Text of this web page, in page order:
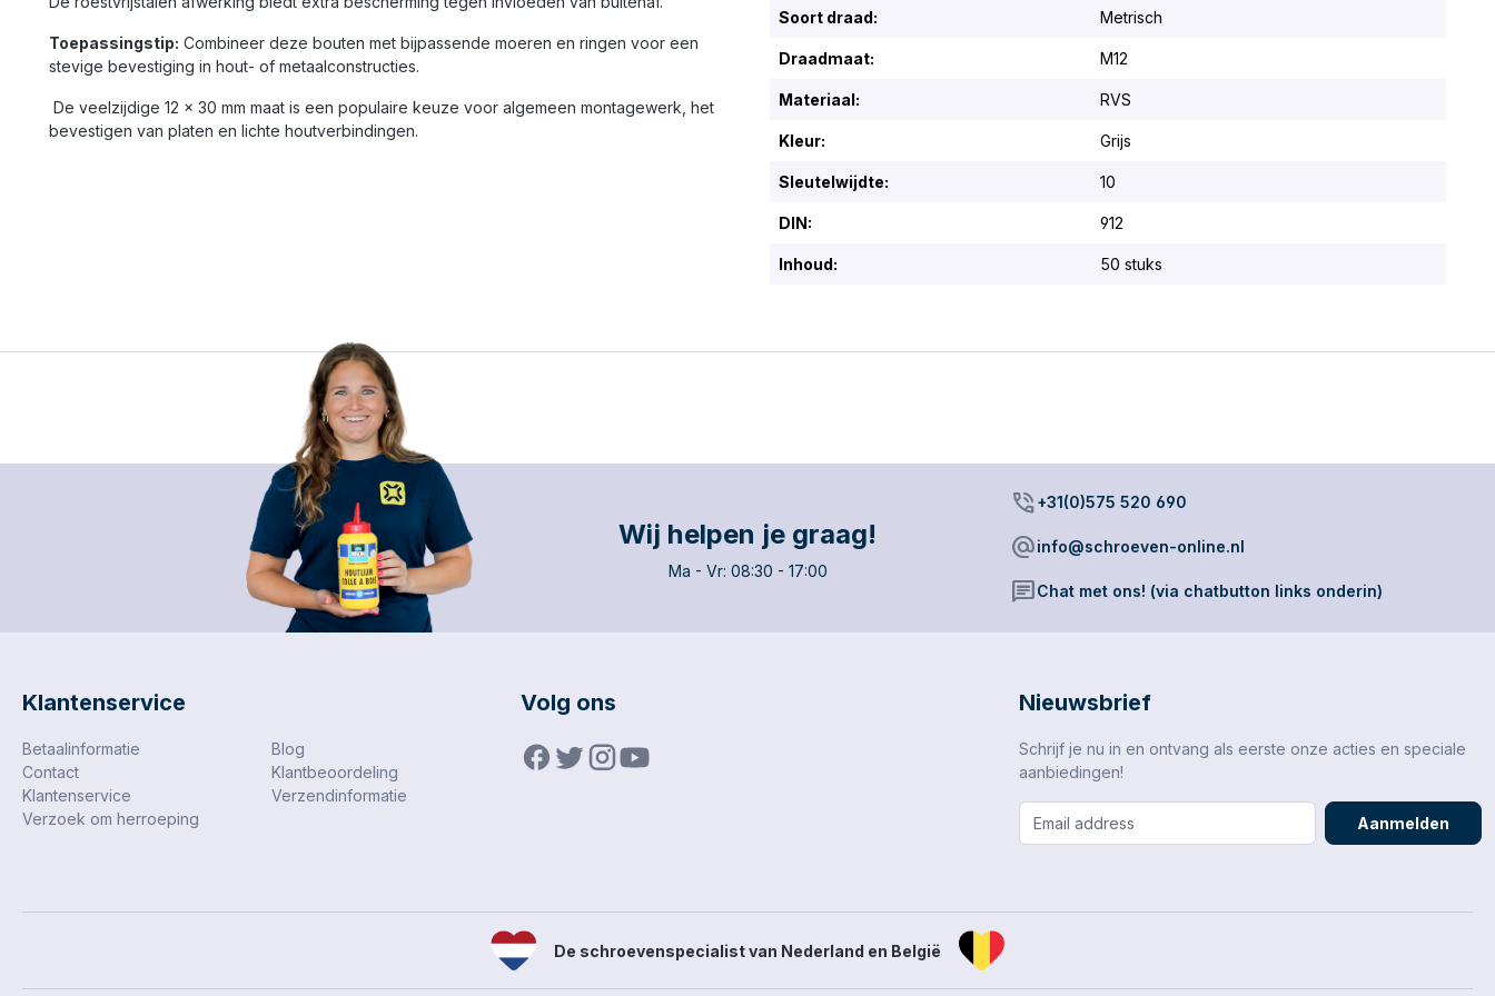
deze draadloze blower
professionele prestaties in
een handzaam formaat en
alternatief voor
persluchtbussen en
grotere bladblazers bij
Toepassingstip: Combineer deze bouten met bijpassende moeren en ringen voor een
stevige bevestiging in hout- of metaalconstructies.
De veelzijdige 12 x 30 mm maat is een populaire keuze voor algemeen montagewerk, het
bevestigen van platen en lichte houtverbindingen.
Soort draad: Metrisch
Draadmaat: M12
Materiaal: RVS
Kleur: Grijs
Sleutelwijdte: 10
DIN: 912
Inhoud: 50 stuks
Wij helpen je graag!
Ma - Vr: 08:30 - 17:00
phone_in_talk+31(0)575 520 690
alternate_emailinfo@schroeven-online.nl
chatChat met ons! (via chatbutton links onderin)
Klantenservice
Betaalinformatie
Blog
Contact
Klantbeoordeling
Klantenservice
Verzendinformatie
Verzoek om herroeping
Volg ons Nieuwsbrief
Schrijf je nu in en ontvang als eerste onze acties en speciale
aanbiedingen!
Aanmelden
De schroevenspecialist van Nederland en België